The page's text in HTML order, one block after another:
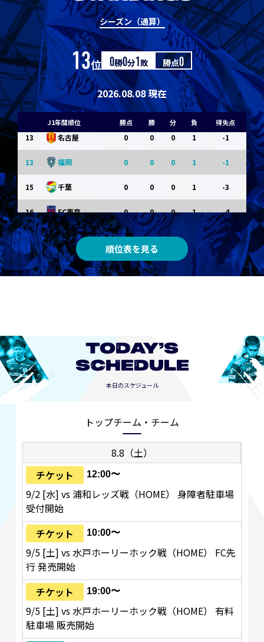
シーズン（通算）
13位 0勝0分1敗 勝点0
2026.08.08 現在
J1年間順位 勝点 勝 分 負 得失点
7 神戸 3 1 0 0 1
浦和 0 0 1 -1
9 横浜FM 0 0 1 -1
11 水戸 0 0 1 -1
11 岡山 0 0 0 1 -1
13 名古屋 0 0 0 1 -1
13 福岡 0 0 0 1 -1
15 千葉 0 0 0 1 -3
16 FC東京 0 0 0 1 -4
東京Ｖ 0 0 0 0
川崎Ｆ 0 0 0 0 0
順位表を見る
TODAY’S
SCHEDULE
本日のスケジュール
トップチーム・チーム
8.8（土）
チケット
12:00〜
9/2 [水] vs 浦和レッズ戦（HOME） 身障者駐車場
受付開始
チケット
10:00〜
9/5 [土] vs 水戸ホーリーホック戦（HOME） FC先
行 発売開始
チケット
19:00〜
9/5 [土] vs 水戸ホーリーホック戦（HOME） 有料
駐車場 販売開始